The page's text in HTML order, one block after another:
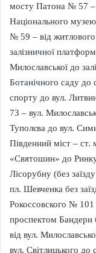
мосту Патона № 57 –
Національного
№ 59 – від
залізничної
Милославської до
Ботанічного саду
спорту до вул.
73 – вул.
Туполєва до вул.
Південний міст – ст.
«Святошин» до Ринку
Лісорубну (без
пл. Шевченка без
Рокоссовского № 101
проспектом
від вул.
вул. Світлицького